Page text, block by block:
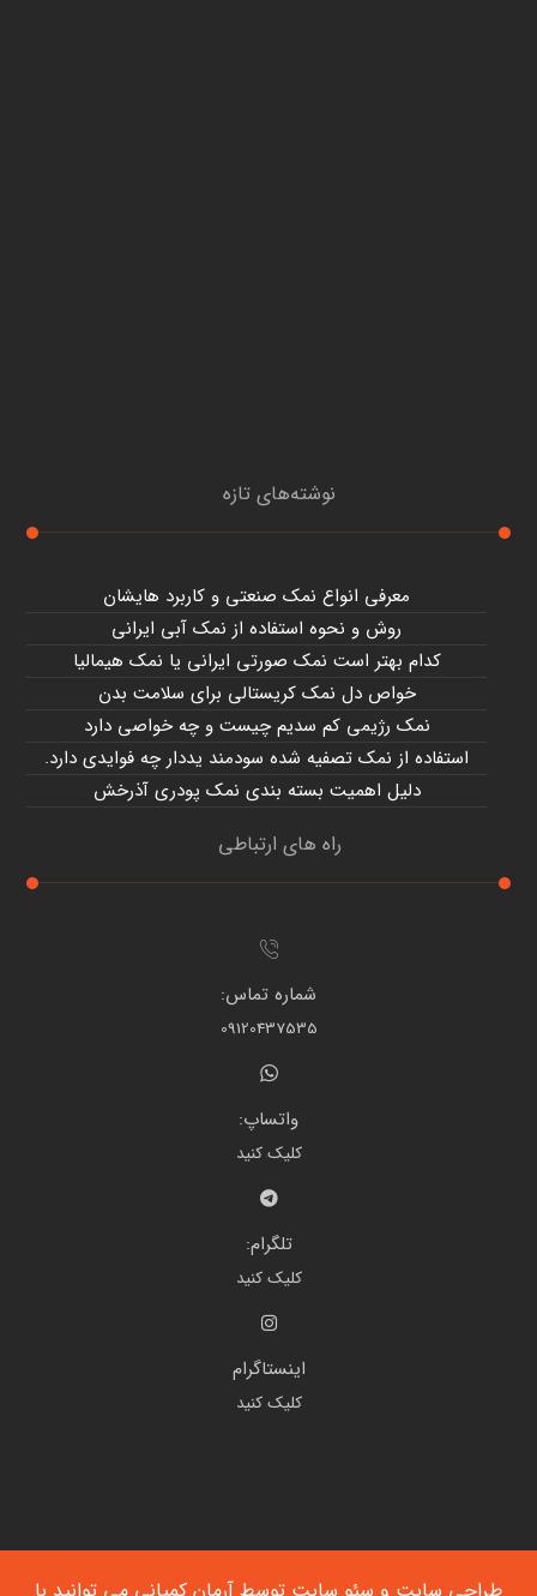
نوشته‌های تازه
معرفی انواع نمک صنعتی و کاربرد هایشان
روش و نحوه استفاده از نمک آبی ایرانی
کدام بهتر است نمک صورتی ایرانی یا نمک هیمالیا
خواص دل نمک کریستالی برای سلامت بدن
نمک رژیمی کم سدیم چیست و چه خواصی دارد
استفاده از نمک تصفیه شده سودمند یددار چه فوایدی دارد.
دلیل اهمیت بسته بندی نمک پودری آذرخش
راه های ارتباطی
شماره تماس:
09120437535
واتساپ:
کلیک کنید
تلگرام:
کلیک کنید
اینستاگرام
کلیک کنید